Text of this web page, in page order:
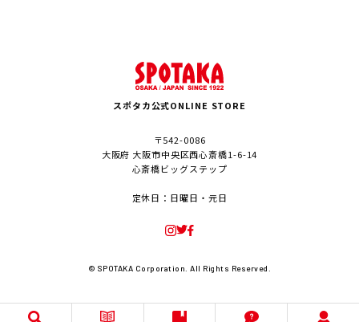
スポタカ公式ONLINE STORE
〒542-0086
大阪府 大阪市中央区西心斎橋1-6-14
心斎橋ビッグステップ
定休日：日曜日・元日
© SPOTAKA Corporation. All Rights Reserved.